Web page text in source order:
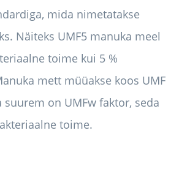
mida nimetatakse
Näiteks UMF5 manuka meel
toime kui 5 %
mett müüakse koos UMF
on UMFw faktor, seda
toime.